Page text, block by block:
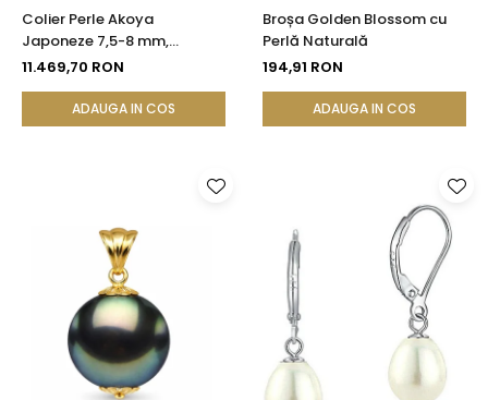
Colier Perle Akoya
Japoneze 7,5-8 mm,
Calitate AAA, Închizătoare
11.469,70 RON
ADAUGA IN COS
Broșa Golden Blossom cu
Perlă Naturală
194,91 RON
ADAUGA IN COS